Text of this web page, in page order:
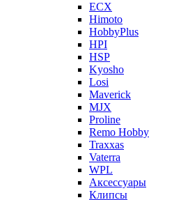
ECX
Himoto
HobbyPlus
HPI
HSP
Kyosho
Losi
Maverick
MJX
Proline
Remo Hobby
Traxxas
Vaterra
WPL
Аксессуары
Клипсы